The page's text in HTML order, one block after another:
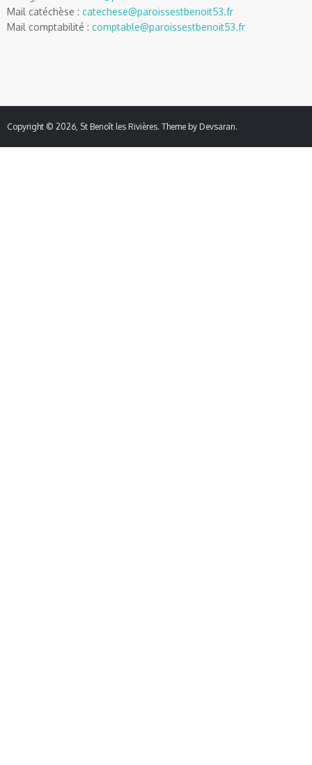
Mail catéchèse : catechese@paroissestbenoit53.fr
Mail comptabilité : comptable@paroissestbenoit53.fr
Copyright © 2026, St Benoît les Rivières. Theme by Devsaran.